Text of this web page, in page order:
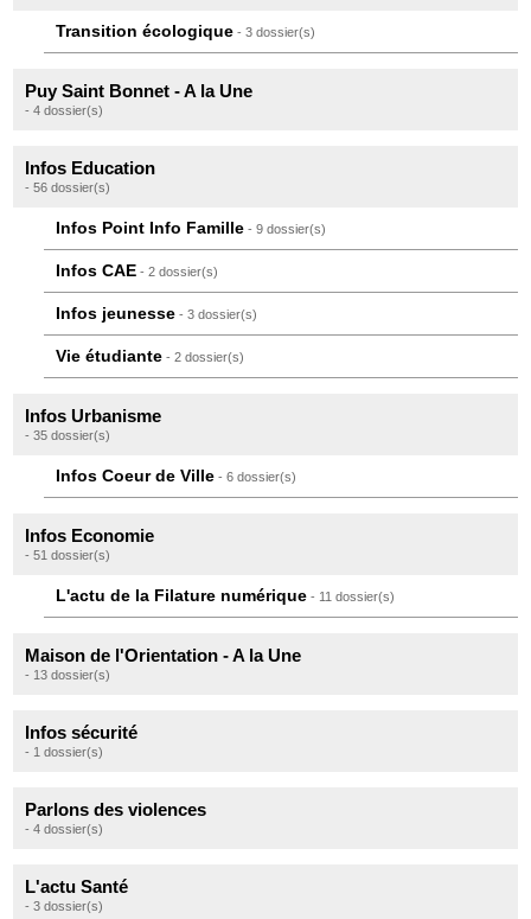
Transition écologique - 3 dossier(s)
Puy Saint Bonnet - A la Une
- 4 dossier(s)
Infos Education
- 56 dossier(s)
Infos Point Info Famille - 9 dossier(s)
Infos CAE - 2 dossier(s)
Infos jeunesse - 3 dossier(s)
Vie étudiante - 2 dossier(s)
Infos Urbanisme
- 35 dossier(s)
Infos Coeur de Ville - 6 dossier(s)
Infos Economie
- 51 dossier(s)
L'actu de la Filature numérique - 11 dossier(s)
Maison de l'Orientation - A la Une
- 13 dossier(s)
Infos sécurité
- 1 dossier(s)
Parlons des violences
- 4 dossier(s)
L'actu Santé
- 3 dossier(s)